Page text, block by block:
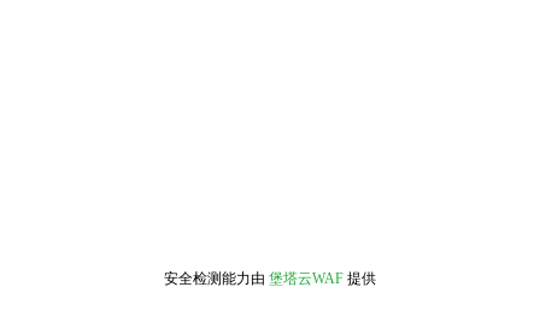
安全检测能力由 堡塔云WAF 提供